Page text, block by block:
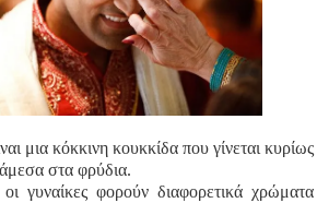
μια κόκκινη κουκκίδα που γίνεται κυρίως
στα φρύδια.
γυναίκες φορούν διαφορετικά χρώματα